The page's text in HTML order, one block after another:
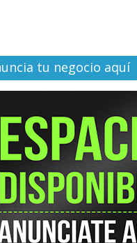
tu negocio aquí